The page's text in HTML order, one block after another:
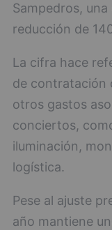
Sampedros,
reducción de
La cifra hace
de contratación
otros gastos
conciertos,
iluminación,
logística.
Pese al ajuste
año mantiene